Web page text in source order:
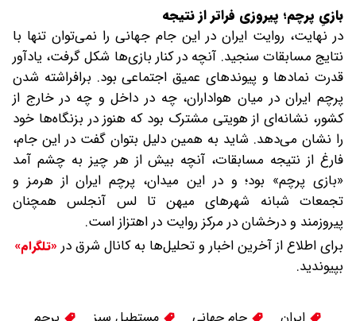
بازیِ پرچم؛ پیروزی فراتر از نتیجه
در نهایت، روایت ایران در این جام جهانی را نمی‌توان تنها با
نتایج مسابقات سنجید. آنچه در کنار بازی‌ها شکل گرفت، یادآور
قدرت نمادها و پیوندهای عمیق اجتماعی بود. برافراشته شدن
پرچم ایران در میان هواداران، چه در داخل و چه در خارج از
کشور، نشانه‌ای از هویتی مشترک بود که هنوز در بزنگاه‌ها خود
را نشان می‌دهد. شاید به همین دلیل بتوان گفت در این جام،
فارغ از نتیجه مسابقات، آنچه بیش از هر چیز به چشم آمد
«بازی پرچم» بود؛ و در این میدان، پرچم ایران از هرمز و
تجمعات شبانه شهرهای میهن تا لس آنجلس همچنان
پیروزمند و درخشان در مرکز روایت در اهتزاز است.
برای اطلاع از آخرین اخبار و تحلیل‌ها به کانال شرق در «تلگرام»
بپیوندید.